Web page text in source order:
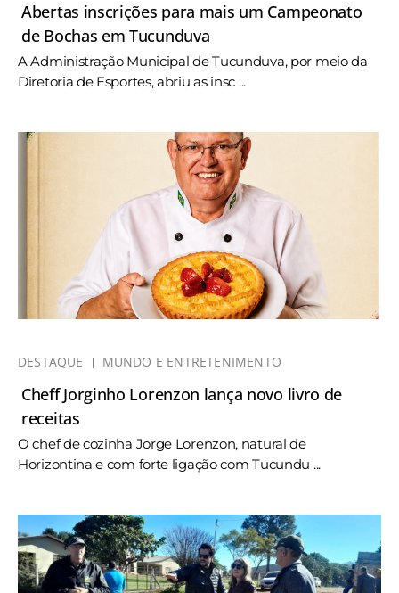
Abertas inscrições para mais um Campeonato
de Bochas em Tucunduva
A Administração Municipal de Tucunduva, por meio da
Diretoria de Esportes, abriu as insc ...
DESTAQUE MUNDO E ENTRETENIMENTO
Cheff Jorginho Lorenzon lança novo livro de
receitas
O chef de cozinha Jorge Lorenzon, natural de
Horizontina e com forte ligação com Tucundu ...